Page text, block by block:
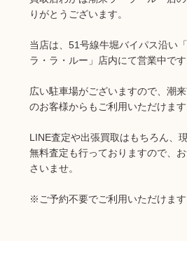
りがとうございます。
当店は、51号線牛堀バイパス沿い
ラ・ラ・ルー」店内にて営業中です
広い駐車場がございますので、潮
のお客様からもご利用いただけます
LINE査定や出張買取はもちろん、
無料査定も行っておりますので、
さいませ。
※ご予約不要でご利用いただけます